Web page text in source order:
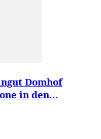
Domhof
in den...